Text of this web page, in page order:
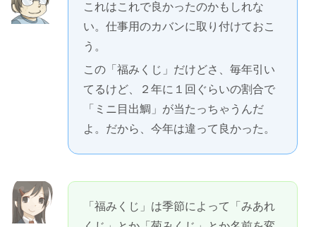
これはこれで良かったのかもしれな
い。仕事用のカバンに取り付けておこ
う。
この「福みくじ」だけどさ、毎年引い
てるけど、２年に１回ぐらいの割合で
「ミニ目出鯛」が当たっちゃうんだ
よ。だから、今年は違って良かった。
「福みくじ」は季節によって「みあれ